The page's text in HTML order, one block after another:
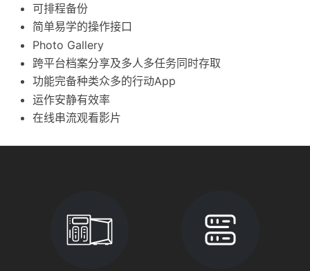
可排程备份
简单易学的操作接口
Photo Gallery
跨平台档案分享及多人多任务同时存取
功能完备种类众多的行动App
运作安静有效率
在线串流观看影片